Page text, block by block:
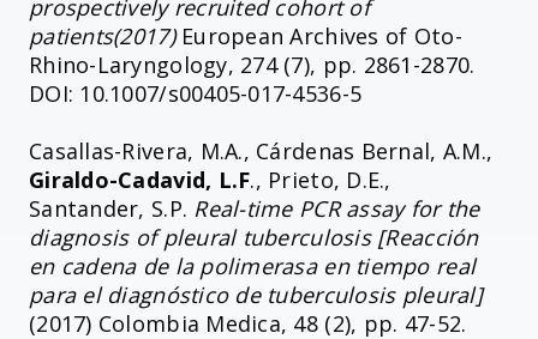
prospectively recruited cohort of
patients(2017)European Archives of Oto-
Rhino-Laryngology, 274 (7), pp. 2861-2870.
DOI: 10.1007/s00405-017-4536-5
Casallas-Rivera, M.A., Cárdenas Bernal, A.M.,
Giraldo-Cadavid, L.F., Prieto, D.E.,
Santander, S.P. Real-time PCR assay for the
diagnosis of pleural tuberculosis [Reacción
en cadena de la polimerasa en tiempo real
para el diagnóstico de tuberculosis pleural]
(2017) Colombia Medica, 48 (2), pp. 47-52.